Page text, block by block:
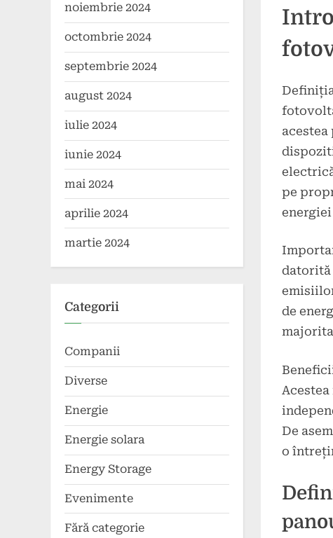
pe
datorită
de
De
o
noiembrie 2024
octombrie 2024
septembrie 2024
august 2024
iulie 2024
iunie 2024
mai 2024
aprilie 2024
martie 2024
Categorii
Companii
Diverse
Energie
Energie solara
Energy Storage
Evenimente
Fără categorie